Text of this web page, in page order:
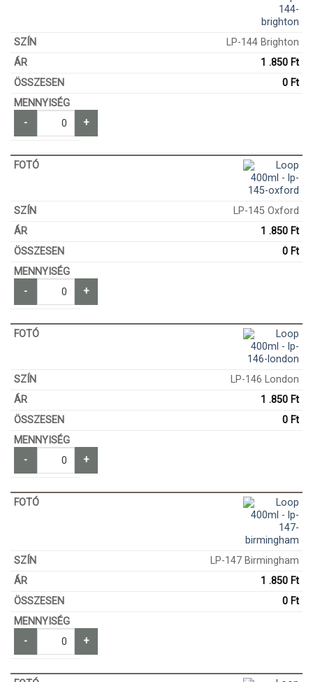
LP-144 Brighton
1 .850 Ft
0 Ft
- +
LP-145 Oxford
1 .850 Ft
0 Ft
- +
LP-146 London
1 .850 Ft
0 Ft
- +
LP-147 Birmingham
1 .850 Ft
0 Ft
- +